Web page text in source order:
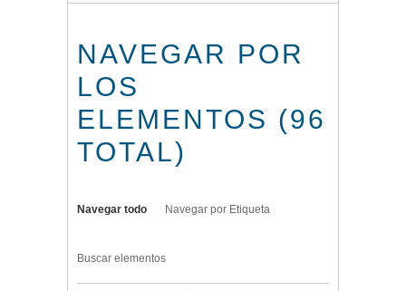
NAVEGAR POR
LOS
ELEMENTOS (96
TOTAL)
Navegar todo Navegar por Etiqueta
Buscar elementos